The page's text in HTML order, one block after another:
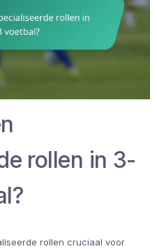
rollen in 3-
rollen cruciaal voor